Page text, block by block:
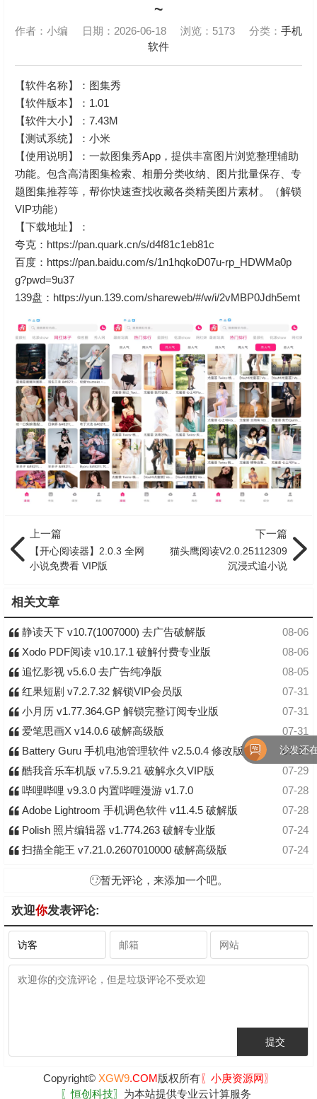
~
作者：小编 日期：2026-06-18 浏览：5173 分类： 手机
软件
【软件名称】：图集秀
【软件版本】：1.01
【软件大小】：7.43M
【测试系统】：小米
【使用说明】：一款图集秀App，提供丰富图片浏览整理辅助
功能。包含高清图集检索、相册分类收纳、图片批量保存、专
题图集推荐等，帮你快速查找收藏各类精美图片素材。（解锁
VIP功能）
【下载地址】：
夸克：https://pan.quark.cn/s/d4f81c1eb81c
百度：https://pan.baidu.com/s/1n1hqkoD07u-rp_HDWMa0p
g?pwd=9u37
139盘： https://yun.139.com/shareweb/#/w/i/2vMBP0Jdh5emt
上一篇
【开心阅读器】2.0.3 全网
小说免费看 VIP版
下一篇
猫头鹰阅读V2.0.25112309
沉浸式追小说
相关文章
08-06
静读天下 v10.7(1007000) 去广告破解版
08-06
Xodo PDF阅读 v10.17.1 破解付费专业版
08-05
追忆影视 v5.6.0 去广告纯净版
07-31
红果短剧 v7.2.7.32 解锁VIP会员版
07-31
小月历 v1.77.364.GP 解锁完整订阅专业版
07-31
爱笔思画X v14.0.6 破解高级版
07-31
Battery Guru 手机电池管理软件 v2.5.0.4 修改版
07-29
酷我音乐车机版 v7.5.9.21 破解永久VIP版
07-28
哔哩哔哩 v9.3.0 内置哔哩漫游 v1.7.0
07-28
Adobe Lightroom 手机调色软件 v11.4.5 破解版
07-24
Polish 照片编辑器 v1.774.263 破解专业版
07-24
扫描全能王 v7.21.0.2607010000 破解高级版
暂无评论，来添加一个吧。
欢迎你发表评论:
Copyright© XGW9.COM版权所有〖小庚资源网〗
〖恒创科技〗 为本站提供专业云计算服务
沙发还在